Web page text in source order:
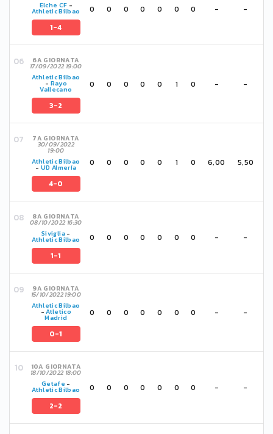
Elche CF -
Athletic Bilbao
1-4
0 0 0 0 0 0 0 - -
6A GIORNATA
17/09/2022 19:00
Athletic Bilbao
- Rayo
Vallecano
3-2
0 0 0 0 0 1 0 - -
7A GIORNATA
30/09/2022
19:00
Athletic Bilbao
- UD Almería
4-0
0 0 0 0 0 1 0 6,00 5,50
8A GIORNATA
08/10/2022 16:30
Siviglia-
Athletic Bilbao
1-1
0 0 0 0 0 0 0 - -
9A GIORNATA
15/10/2022 19:00
Athletic Bilbao
-Atletico
Madrid
0-1
0 0 0 0 0 0 0 - -
10A GIORNATA
18/10/2022 18:00
Getafe -
Athletic Bilbao
2-2
0 0 0 0 0 0 0 - -